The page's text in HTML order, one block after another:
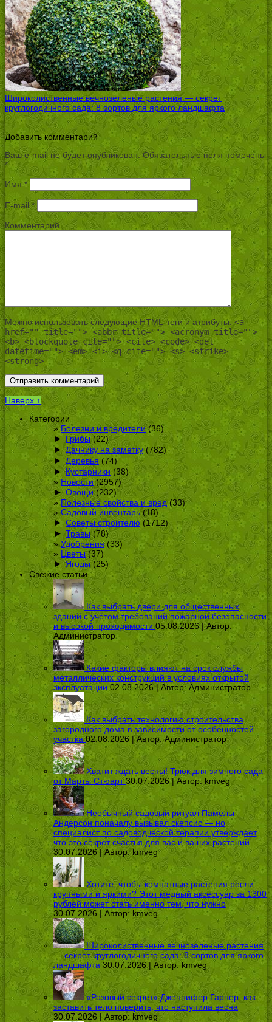
Широколиственные вечнозеленые растения — секрет
круглогодичного сада: 8 сортов для яркого ландшафта→
Добавить комментарий
Ваш e-mail не будет опубликован. Обязательные поля помечены
*
Имя*
E-mail*
Комментарий
Можно использовать следующиеHTML-теги и атрибуты: <a
href="" title=""> <abbr title=""> <acronym title="">
<b> <blockquote cite=""> <cite> <code> <del
datetime=""> <em> <i> <q cite=""> <s> <strike>
<strong>
Наверх ↑
Категории
Болезни и вредители(36)
► Грибы(22)
► Дачнику на заметку(782)
► Деревья (74)
► Кустарники (38)
Новости(2957)
► Овощи(232)
Полезные свойства и вред(33)
Садовый инвентарь(18)
► Советы строителю(1712)
► Травы(78)
Удобрения(33)
Цветы(37)
► Ягоды(25)
Свежие статьи
Как выбрать двери для общественных
зданий с учётом требований пожарной безопасности
и высокой проходимости 05.08.2026 | Автор:
Администратор
Какие факторы влияют на срок службы
металлических конструкций в условиях открытой
эксплуатации 02.08.2026 | Автор:Администратор
Как выбрать технологию строительства
загородного дома в зависимости от особенностей
участка 02.08.2026 | Автор:Администратор
Хватит ждать весны! Трюк для зимнего сада
от Марты Стюарт 30.07.2026 | Автор: kmveg
Необычный садовый ритуал Памелы
Андерсон поначалу вызывал скепсис — но
специалист по садоводческой терапии утверждает,
что это секрет счастья для вас и ваших растений
30.07.2026 | Автор:kmveg
Хотите, чтобы комнатные растения росли
крупными и яркими? Этот медный аксессуар за 1300
рублей может стать именно тем, что нужно
30.07.2026 | Автор: kmveg
Широколиственные вечнозеленые растения
— секрет круглогодичного сада: 8 сортов для яркого
ландшафта 30.07.2026 | Автор:kmveg
«Розовый секрет» Дженнифер Гарнер: как
заставить тело поверить, что наступила весна
30.07.2026 | Автор: kmveg